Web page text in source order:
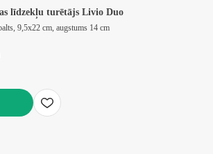
līdzekļu turētājs Livio Duo
9,5x22 cm, augstums 14 cm